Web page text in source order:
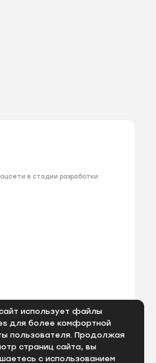
использует файлы
для более комфортной
пользователя. Продолжая
страниц сайта, вы
с использованием
в стадии разработки